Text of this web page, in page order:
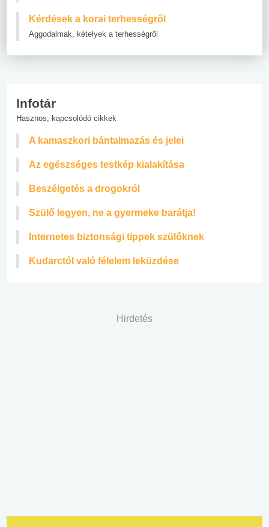
Kérdések a korai terhességről
Aggodalmak, kételyek a terhességről
Infotár
Hasznos, kapcsolódó cikkek
A kamaszkori bántalmazás és jelei
Az egészséges testkép kialakítása
Beszélgetés a drogokról
Szülő legyen, ne a gyermeke barátja!
Internetes biztonsági tippek szülőknek
Kudarctól való félelem leküzdése
Hirdetés